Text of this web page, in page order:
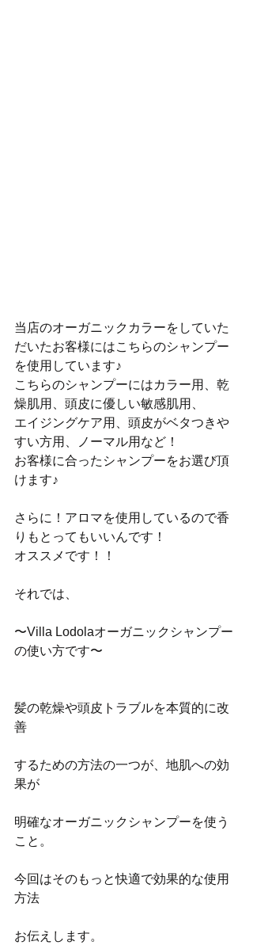
当店のオーガニックカラーをしていた
だいたお客様にはこちらのシャンプー
を使用しています♪
こちらのシャンプーにはカラー用、乾
燥肌用、頭皮に優しい敏感肌用、
エイジングケア用、頭皮がベタつきや
すい方用、ノーマル用など！
お客様に合ったシャンプーをお選び頂
けます♪
さらに！アロマを使用しているので香
りもとってもいいんです！
オススメです！！
それでは、
〜Villa Lodolaオーガニックシャンプー
の使い方です〜
髪の乾燥や頭皮トラブルを本質的に改
善
するための方法の一つが、地肌への効
果が
明確なオーガニックシャンプーを使う
こと。
今回はそのもっと快適で効果的な使用
方法
お伝えします。